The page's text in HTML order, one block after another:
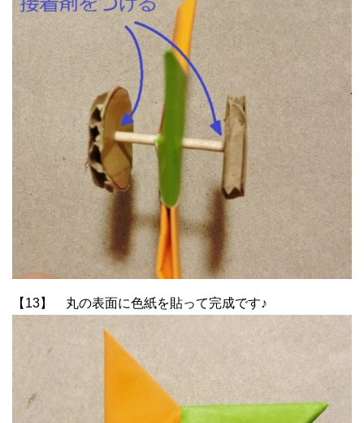
【13】 丸の表面に色紙を貼って完成です♪